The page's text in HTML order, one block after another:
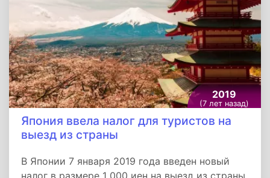
2019
(7 лет назад)
Япония ввела налог для туристов на
выезд из страны
В Японии 7 января 2019 года введен новый
налог в размере 1 000 иен на выезд из страны